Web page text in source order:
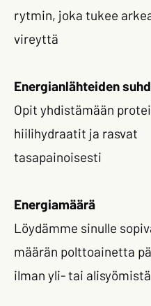
rytmin, joka tukee
vireyttä
Energianlähteiden
Opit yhdistämään
hiilihydraatit ja rasvat
tasapainoisesti
Energiamäärä
Löydämme sinulle
määrän polttoainetta
ilman yli- tai alisyömistä